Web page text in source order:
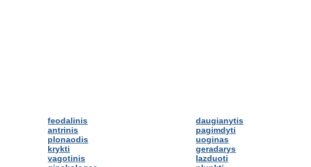
feodalinis
antrinis
plonaodis
krykti
vagotinis
daugianytis
pagimdyti
uoginas
geradarys
lazduoti